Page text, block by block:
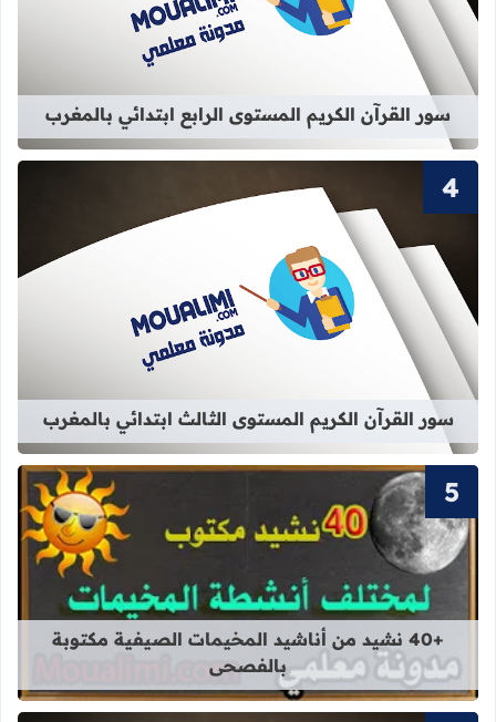
قراءة المزيد عن سور القرآن الكريم
سور القرآن الكريم المستوى الرابع ابتدائي بالمغرب
قراءة المزيد عن سور القرآن الكريم
سور القرآن الكريم المستوى الثالث ابتدائي بالمغرب
قراءة المزيد عن +40 نشيد من أناشيد المخيمات الصيفية مكتوبة بالفصحى
+40 نشيد من أناشيد المخيمات الصيفية مكتوبة
بالفصحى